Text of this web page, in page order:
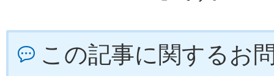
この記事に関するお